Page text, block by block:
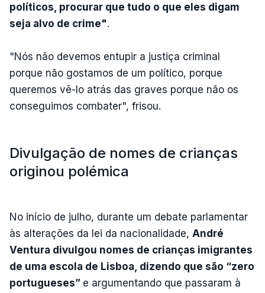
políticos, procurar que tudo o que eles digam
seja alvo de crime".
"Nós não devemos entupir a justiça criminal
porque não gostamos de um político, porque
queremos vê-lo atrás das graves porque não os
conseguimos combater", frisou.
Divulgação de nomes de crianças
originou polémica
No início de julho, durante um debate parlamentar
às alterações da lei da nacionalidade, André
Ventura divulgou nomes de crianças imigrantes
de uma escola de Lisboa, dizendo que são “zero
portugueses” e argumentando que passaram à